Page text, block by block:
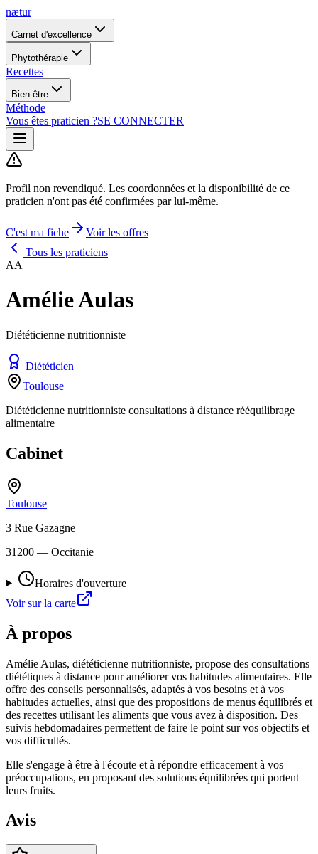
nætur
Carnet d'excellence
Phytothérapie
Recettes
Bien-être
Méthode
Vous êtes praticien ?SE CONNECTER
Profil non revendiqué. Les coordonnées et la disponibilité de ce
praticien n'ont pas été confirmées par lui-même.
C'est ma fiche
Voir les offres
Tous les praticiens
AA
Amélie Aulas
Diététicienne nutritionniste
Diététicien
Toulouse
Diététicienne nutritionniste consultations à distance rééquilibrage
alimentaire
Cabinet
Toulouse
3 Rue Gazagne
31200 — Occitanie
Horaires d'ouverture
Voir sur la carte
À propos
Amélie Aulas, diététicienne nutritionniste, propose des consultations
diététiques à distance pour améliorer vos habitudes alimentaires. Elle
offre des conseils personnalisés, adaptés à vos besoins et à vos
habitudes actuelles, ainsi que des propositions de menus équilibrés et
des recettes utilisant les aliments que vous avez à disposition. Des
suivis hebdomadaires permettent de faire le point sur vos objectifs et
vos difficultés.
Elle s'engage à être à l'écoute et à répondre efficacement à vos
préoccupations, en proposant des solutions équilibrées qui portent
leurs fruits.
Avis